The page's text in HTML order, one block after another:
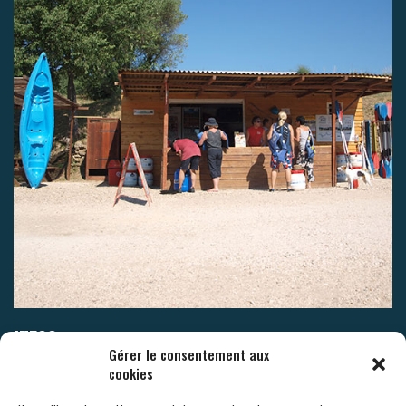
Gérer le consentement aux
cookies
INFOS